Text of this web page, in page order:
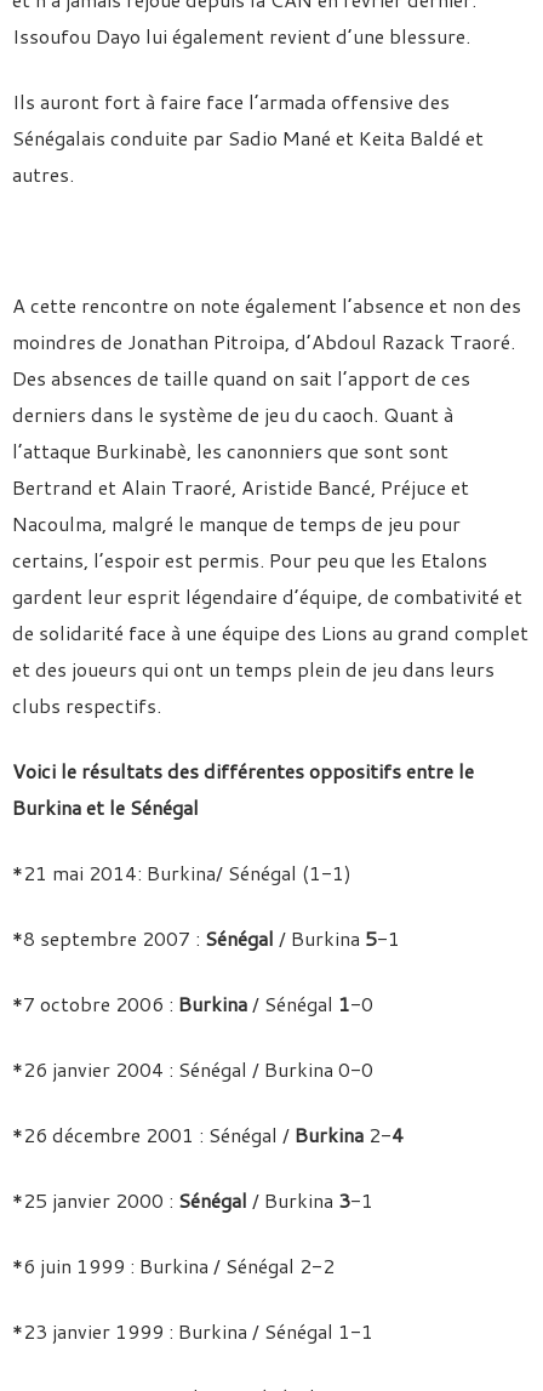
Issoufou Dayo lui également revient d’une blessure.
Ils auront fort à faire face l’armada offensive des
Sénégalais conduite par Sadio Mané et Keita Baldé et
autres.
A cette rencontre on note également l’absence et non des
moindres de Jonathan Pitroipa, d’Abdoul Razack Traoré.
Des absences de taille quand on sait l’apport de ces
derniers dans le système de jeu du caoch. Quant à
l’attaque Burkinabè, les canonniers que sont sont
Bertrand et Alain Traoré, Aristide Bancé, Préjuce et
Nacoulma, malgré le manque de temps de jeu pour
certains, l’espoir est permis. Pour peu que les Etalons
gardent leur esprit légendaire d’équipe, de combativité et
de solidarité face à une équipe des Lions au grand complet
et des joueurs qui ont un temps plein de jeu dans leurs
clubs respectifs.
Voici le résultats des différentes oppositifs entre le
Burkina et le Sénégal
*21 mai 2014: Burkina/ Sénégal (1-1)
*8 septembre 2007 : Sénégal / Burkina 5-1
*7 octobre 2006 : Burkina/ Sénégal 1-0
*26 janvier 2004 : Sénégal / Burkina 0-0
*26 décembre 2001 : Sénégal / Burkina 2-4
*25 janvier 2000 : Sénégal / Burkina 3-1
*6 juin 1999 : Burkina / Sénégal 2-2
*23 janvier 1999 : Burkina / Sénégal 1-1